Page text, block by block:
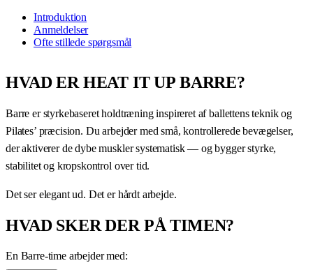
Introduktion
Anmeldelser
Ofte stillede spørgsmål
HVAD ER HEAT IT UP BARRE?
Barre er styrkebaseret holdtræning inspireret af ballettens teknik og
Pilates’ præcision. Du arbejder med små, kontrollerede bevægelser,
der aktiverer de dybe muskler systematisk — og bygger styrke,
stabilitet og kropskontrol over tid.
Det ser elegant ud. Det er hårdt arbejde.
HVAD SKER DER PÅ TIMEN?
En Barre-time arbejder med: